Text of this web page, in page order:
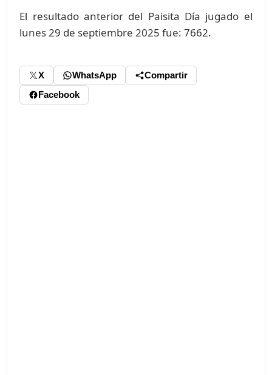
El resultado anterior del Paisita Día jugado el
lunes 29 de septiembre 2025 fue: 7662.
X WhatsApp
Compartir
Facebook